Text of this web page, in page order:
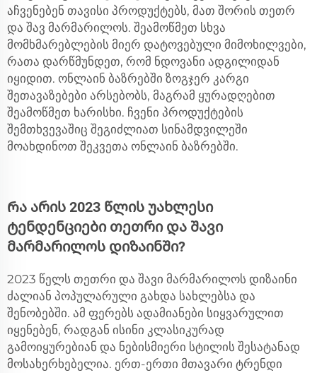
აჩვენებენ თავისი პროდუქტებს, მათ შორის თეთრ
და შავ მარმარილოს. შეამოწმეთ სხვა
მომხმარებლების მიერ დატოვებული მიმოხილვები,
რათა დარწმუნდეთ, რომ ნდოვანი ადგილიდან
იყიდით. ონლაინ ბაზრებში ზოგჯერ კარგი
შეთავაზებები არსებობს, მაგრამ ყურადღებით
შეამოწმეთ ხარისხი. ჩვენი პროდუქტების
შემთხვევაშიც შეგიძლიათ სინამდვილეში
მოახდინოთ შეკვეთა ონლაინ ბაზრებში.
Რა არის 2023 წლის უახლესი
ტენდენციები თეთრი და შავი
მარმარილოს დიზაინში?
2023 წელს თეთრი და შავი მარმარილოს დიზაინი
ძალიან პოპულარული გახდა სახლებსა და
შენობებში. ამ ფერებს ადამიანები სიყვარულით
იყენებენ, რადგან ისინი კლასიკურად
გამოიყურებიან და ნებისმიერი სტილის შესატანად
მოსახერხებელია. ერთ-ერთი მთავარი ტრენდი